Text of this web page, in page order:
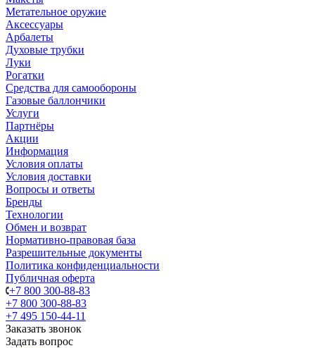
Метательное оружие
Аксессуары
Арбалеты
Духовые трубки
Луки
Рогатки
Средства для самообороны
Газовые баллончики
Услуги
Партнёры
Акции
Информация
Условия оплаты
Условия доставки
Вопросы и ответы
Бренды
Технологии
Обмен и возврат
Нормативно-правовая база
Разрешительные документы
Политика конфиденциальности
Публичная оферта
+7 800 300-88-83
+7 800 300-88-83
+7 495 150-44-11
Заказать звонок
Задать вопрос